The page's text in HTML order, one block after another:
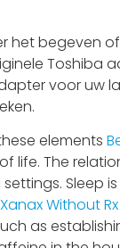
het begeven
Toshiba
voor uw
elements
life. The
Sleep
Without Rx
as